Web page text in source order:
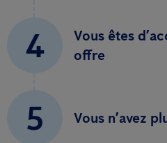
4
Vous êtes
offre
5 Vous n’avez